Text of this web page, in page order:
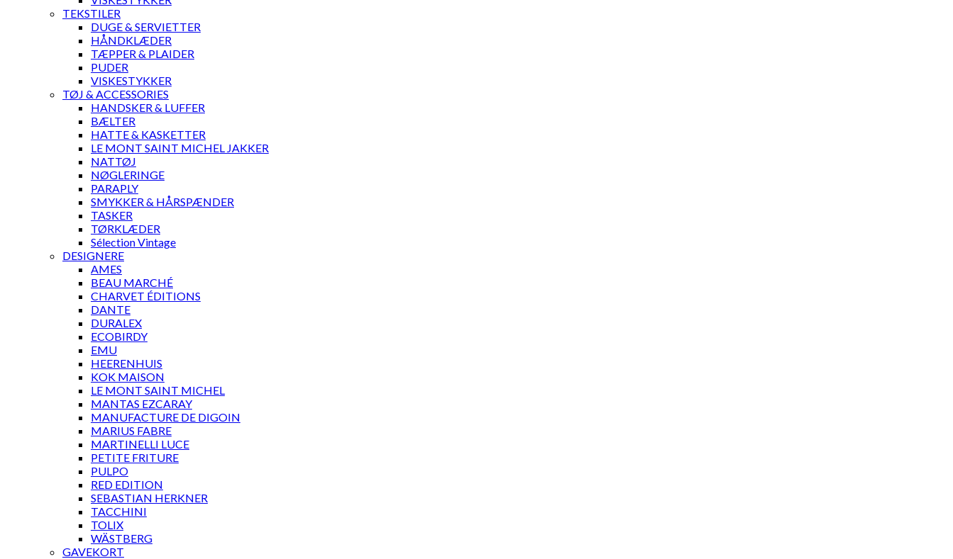
TEKSTILER
DUGE & SERVIETTER
HÅNDKLÆDER
TÆPPER & PLAIDER
PUDER
VISKESTYKKER
TØJ & ACCESSORIES
HANDSKER & LUFFER
BÆLTER
HATTE & KASKETTER
LE MONT SAINT MICHEL JAKKER
NATTØJ
NØGLERINGE
PARAPLY
SMYKKER & HÅRSPÆNDER
TASKER
TØRKLÆDER
Sélection Vintage
DESIGNERE
AMES
BEAU MARCHÉ
CHARVET ÉDITIONS
DANTE
DURALEX
ECOBIRDY
EMU
HEERENHUIS
KOK MAISON
LE MONT SAINT MICHEL
MANTAS EZCARAY
MANUFACTURE DE DIGOIN
MARIUS FABRE
MARTINELLI LUCE
PETITE FRITURE
PULPO
RED EDITION
SEBASTIAN HERKNER
TACCHINI
TOLIX
WÄSTBERG
GAVEKORT